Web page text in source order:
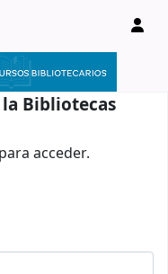
Bibliotecas
acceder.